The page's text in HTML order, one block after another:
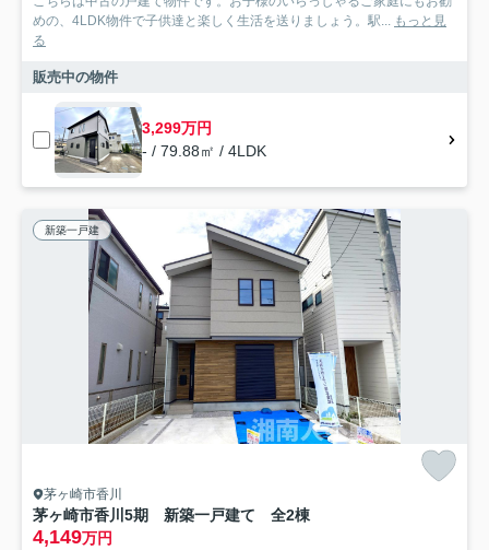
めの、4LDK物件で子供達と楽しく生活を送りましょう。駅... もっと見
る
販売中の物件
3,299万円
- / 79.88㎡ / 4LDK
新築一戸建
茅ヶ崎市香川
茅ヶ崎市香川5期 新築一戸建て 全2棟
4,149万円